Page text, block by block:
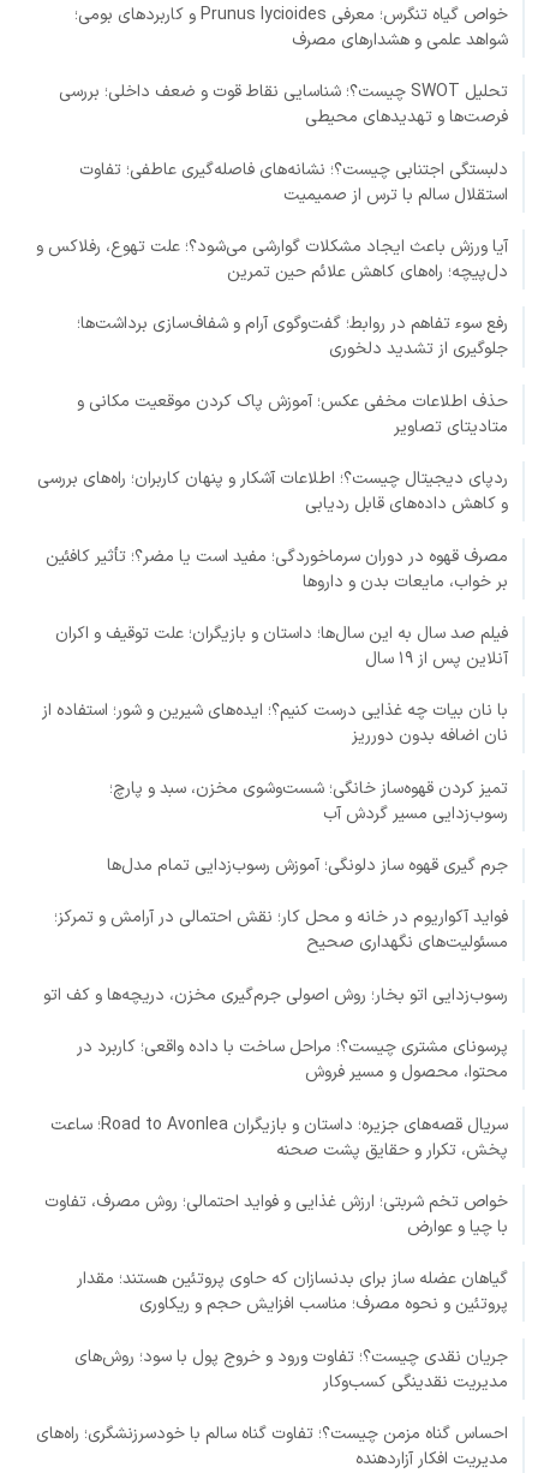
خواص گیاه تنگرس؛ معرفی Prunus lycioides و کاربردهای بومی؛
شواهد علمی و هشدارهای مصرف
تحلیل SWOT چیست؟؛ شناسایی نقاط قوت و ضعف داخلی؛ بررسی
فرصت‌ها و تهدیدهای محیطی
دلبستگی اجتنابی چیست؟؛ نشانه‌های فاصله‌گیری عاطفی؛ تفاوت
استقلال سالم با ترس از صمیمیت
آیا ورزش باعث ایجاد مشکلات گوارشی می‌شود؟؛ علت تهوع، رفلاکس و
دل‌پیچه؛ راه‌های کاهش علائم حین تمرین
رفع سوء تفاهم در روابط؛ گفت‌وگوی آرام و شفاف‌سازی برداشت‌ها؛
جلوگیری از تشدید دلخوری
حذف اطلاعات مخفی عکس؛ آموزش پاک کردن موقعیت مکانی و
متادیتای تصاویر
ردپای دیجیتال چیست؟؛ اطلاعات آشکار و پنهان کاربران؛ راه‌های بررسی
و کاهش داده‌های قابل ردیابی
مصرف قهوه در دوران سرماخوردگی؛ مفید است یا مضر؟؛ تأثیر کافئین
بر خواب، مایعات بدن و داروها
فیلم صد سال به این سال‌ها؛ داستان و بازیگران؛ علت توقیف و اکران
آنلاین پس از ۱۹ سال
با نان بیات چه غذایی درست کنیم؟؛ ایده‌های شیرین و شور؛ استفاده از
نان اضافه بدون دورریز
تمیز کردن قهوه‌ساز خانگی؛ شست‌وشوی مخزن، سبد و پارچ؛
رسوب‌زدایی مسیر گردش آب
جرم گیری قهوه ساز دلونگی؛ آموزش رسوب‌زدایی تمام مدل‌ها
فواید آکواریوم در خانه و محل کار؛ نقش احتمالی در آرامش و تمرکز؛
مسئولیت‌های نگهداری صحیح
رسوب‌زدایی اتو بخار؛ روش اصولی جرم‌گیری مخزن، دریچه‌ها و کف اتو
پرسونای مشتری چیست؟؛ مراحل ساخت با داده واقعی؛ کاربرد در
محتوا، محصول و مسیر فروش
سریال قصه‌های جزیره؛ داستان و بازیگران Road to Avonlea؛ ساعت
پخش، تکرار و حقایق پشت صحنه
خواص تخم شربتی؛ ارزش غذایی و فواید احتمالی؛ روش مصرف، تفاوت
با چیا و عوارض
گیاهان عضله ساز برای بدنسازان که حاوی پروتئین هستند؛ مقدار
پروتئین و نحوه مصرف؛ مناسب افزایش حجم و ریکاوری
جریان نقدی چیست؟؛ تفاوت ورود و خروج پول با سود؛ روش‌های
مدیریت نقدینگی کسب‌وکار
احساس گناه مزمن چیست؟؛ تفاوت گناه سالم با خودسرزنشگری؛ راه‌های
مدیریت افکار آزاردهنده